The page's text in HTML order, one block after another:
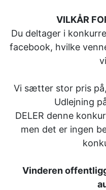
VILKÅR
Du deltager i
facebook, hvilke
Vi sætter stor pris
Udlejning
DELER denne
men det er ingen
Vinderen